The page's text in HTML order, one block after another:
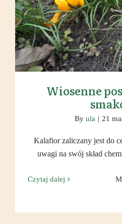
Wiosenne
Wiosenne
By ula | 21
Kalafior zaliczany jest do
uwagi na swój skład
Czytaj dalej